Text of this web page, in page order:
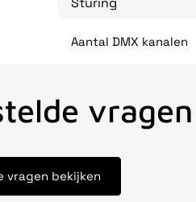
Aantal DMX kanalen
vragen
vragen bekijken